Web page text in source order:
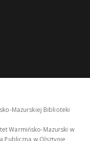
Mazurskiej Biblioteki
Warmińsko-Mazurski w
Publiczna w Olsztynie